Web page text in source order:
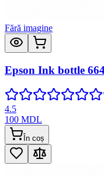
Fără imagine
Epson Ink bottle
4.5
100 MDL
În coș